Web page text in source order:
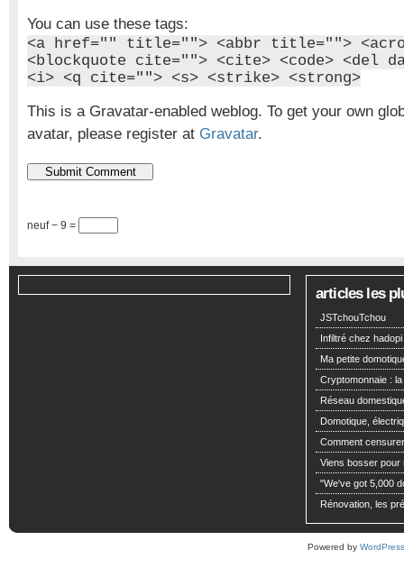
You can use these tags:
<a href="" title=""> <abbr title="">
<blockquote cite=""> <cite> <code> <del
<i> <q cite=""> <s> <strike> <strong>
This is a Gravatar-enabled weblog. To get your own
avatar, please register at Gravatar.
neuf − 9 =
articles les
JSTchouTchou
Infiltré chez hadopi
Ma petite
Cryptomonnaie :
Réseau
Domotique,
Comment
Viens bosser pour
"We've got 5,000
Rénovation, les
Powered by WordPress